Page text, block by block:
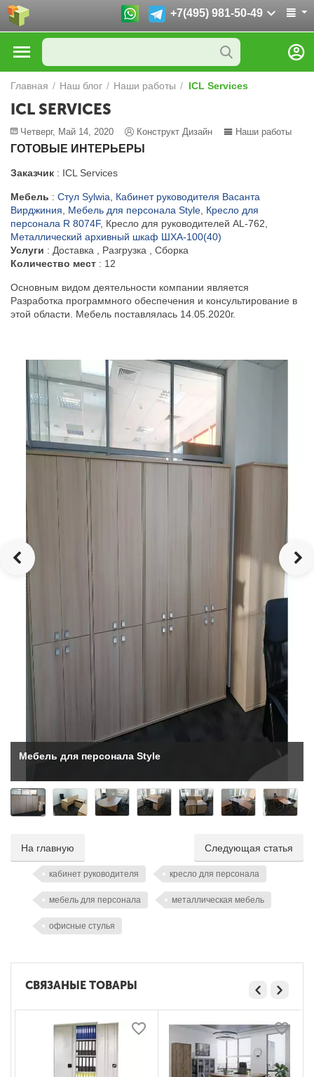
+7(495) 981-50-49
Главная / Наш блог / Наши работы / ICL Services
ICL SERVICES
Четверг, Май 14, 2020 Конструкт Дизайн Наши работы
ГОТОВЫЕ ИНТЕРЬЕРЫ
Заказчик : ICL Services
Мебель : Стул Sylwia
Кабинет руководителя Васанта
Вирджиния
Мебель для персонала Style Кресло для
персонала R 8074F, Кресло для руководителей AL-762,
Металлический архивный шкаф ШХА-100(40)
Услуги : Доставка , Разгрузка , Сборка
Количество мест : 12
Основным видом деятельности компании является
Разработка программного обеспечения и консультирование в
этой области. Мебель поставлялась 14.05.2020г.
Мебель для персонала Style
На главную Следующая статья
кабинет руководителя кресло для персонала
мебель для персонала металлическая мебель
офисные стулья
СВЯЗАНЫЕ ТОВАРЫ